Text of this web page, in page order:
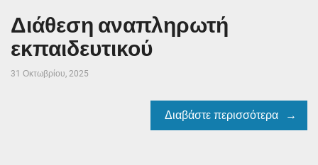
Διάθεση αναπληρωτή
εκπαιδευτικού
31 Οκτωβρίου, 2025
Διαβάστε περισσότερα